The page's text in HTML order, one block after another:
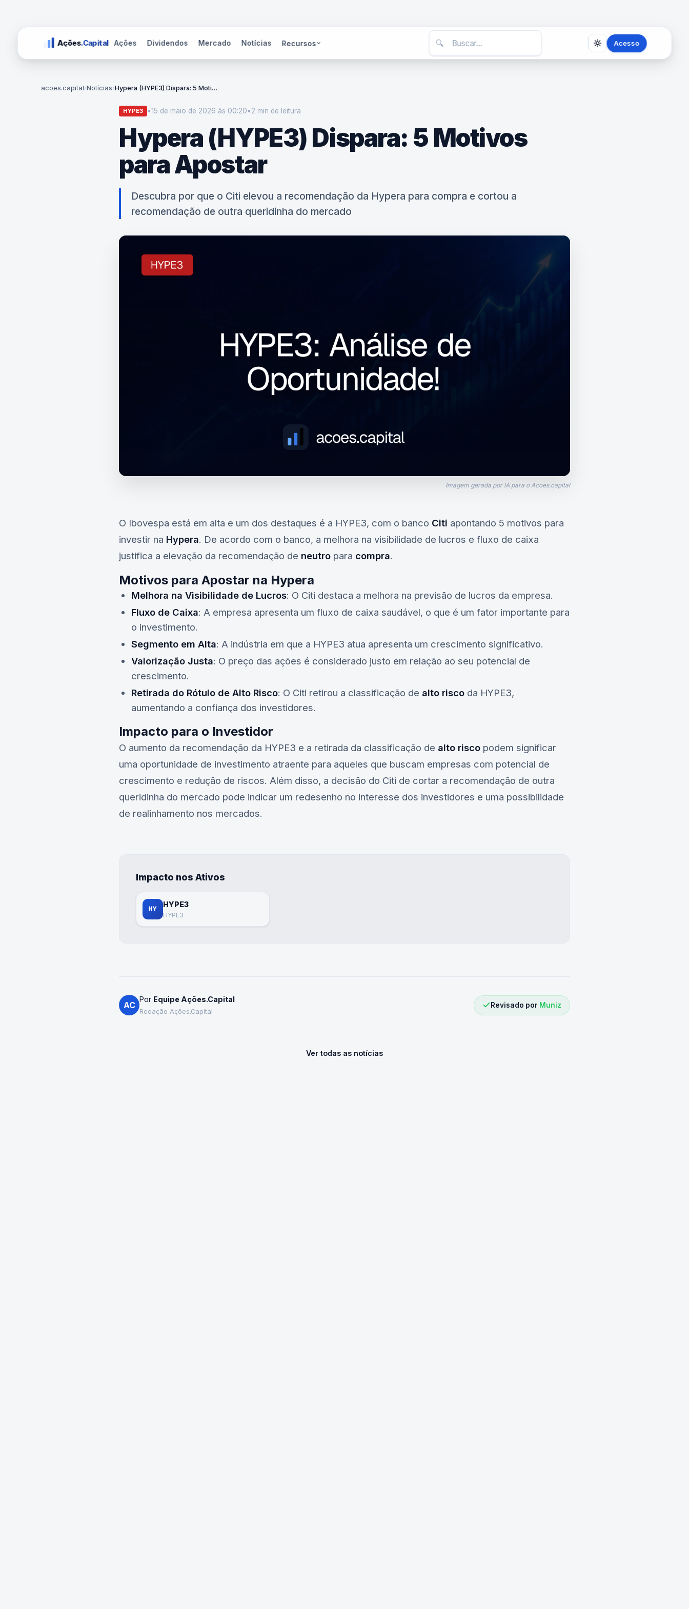
Ações.Capital Ações Dividendos Mercado Notícias Recursos 🔍 Acesso
acoes.capital›Notícias› Hypera (HYPE3) Dispara: 5 Motivos para Apostar
HYPE3 •15 de maio de 2026 às 00:20•2 min de leitura
Hypera (HYPE3) Dispara: 5 Motivos
para Apostar
Descubra por que o Citi elevou a recomendação da Hypera para compra e cortou a
recomendação de outra queridinha do mercado
Imagem gerada por IA para o Acoes.capital
O Ibovespa está em alta e um dos destaques é a HYPE3, com o banco Citi apontando 5 motivos para
investir na Hypera. De acordo com o banco, a melhora na visibilidade de lucros e fluxo de caixa
justifica a elevação da recomendação de neutro para compra.
Motivos para Apostar na Hypera
Melhora na Visibilidade de Lucros: O Citi destaca a melhora na previsão de lucros da empresa.
Fluxo de Caixa: A empresa apresenta um fluxo de caixa saudável, o que é um fator importante para
o investimento.
Segmento em Alta: A indústria em que a HYPE3 atua apresenta um crescimento significativo.
Valorização Justa: O preço das ações é considerado justo em relação ao seu potencial de
crescimento.
Retirada do Rótulo de Alto Risco: O Citi retirou a classificação de alto risco da HYPE3,
aumentando a confiança dos investidores.
Impacto para o Investidor
O aumento da recomendação da HYPE3 e a retirada da classificação de alto risco podem significar
uma oportunidade de investimento atraente para aqueles que buscam empresas com potencial de
crescimento e redução de riscos. Além disso, a decisão do Citi de cortar a recomendação de outra
queridinha do mercado pode indicar um redesenho no interesse dos investidores e uma possibilidade
de realinhamento nos mercados.
Impacto nos Ativos
HY
HYPE3
HYPE3
AC
Por Equipe Ações.Capital
Redação Ações.Capital
Revisado por Muniz
Ver todas as notícias